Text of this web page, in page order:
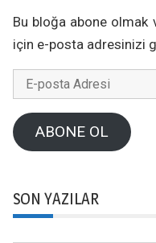
Bu bloğa abone
için e-posta adresinizi
posta
AdresiABONE OL
SON YAZILAR